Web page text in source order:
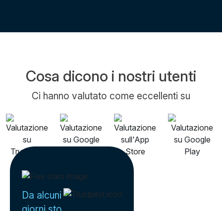
Cosa dicono i nostri utenti
Ci hanno valutato come eccellenti su
Da alcuni